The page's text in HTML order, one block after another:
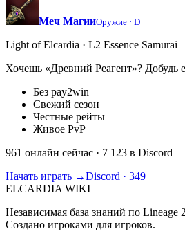
Меч МагииОружие · D
Light of Elcardia · L2 Essence Samurai
Хочешь «Древний Реагент»? Добудь
Без pay2win
Свежий сезон
Честные рейты
Живое PvP
961 онлайн сейчас · 7 123 в Discord
Начать играть →Discord · 349
ELCARDIA WIKI
Независимая база знаний по Lineage
Создано игроками для игроков.